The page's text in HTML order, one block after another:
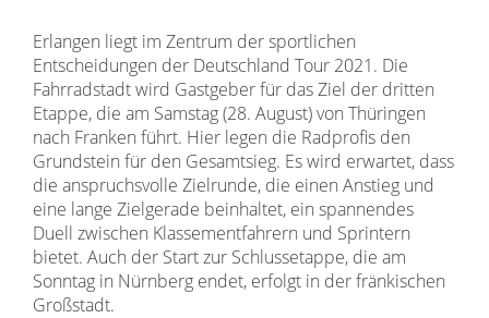
Erlangen liegt im Zentrum der sportlichen
Entscheidungen der Deutschland Tour 2021. Die
Fahrradstadt wird Gastgeber für das Ziel der dritten
Etappe, die am Samstag (28. August) von Thüringen
nach Franken führt. Hier legen die Radprofis den
Grundstein für den Gesamtsieg. Es wird erwartet, dass
die anspruchsvolle Zielrunde, die einen Anstieg und
eine lange Zielgerade beinhaltet, ein spannendes
Duell zwischen Klassementfahrern und Sprintern
bietet. Auch der Start zur Schlussetappe, die am
Sonntag in Nürnberg endet, erfolgt in der fränkischen
Großstadt.